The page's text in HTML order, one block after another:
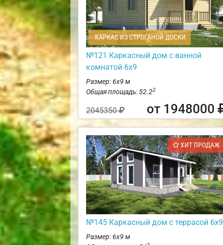
КАРКАС ИЗ СТРОГАНОЙ ДОСКИ
№121 Каркасный дом с ванной
комнатой 6х9
Размер: 6х9 м
Общая площадь: 52.22
2045350 от 1948000
ХИТ ПРОДАЖ
№145 Каркасный дом с террасой 6х9
Размер: 6х9 м